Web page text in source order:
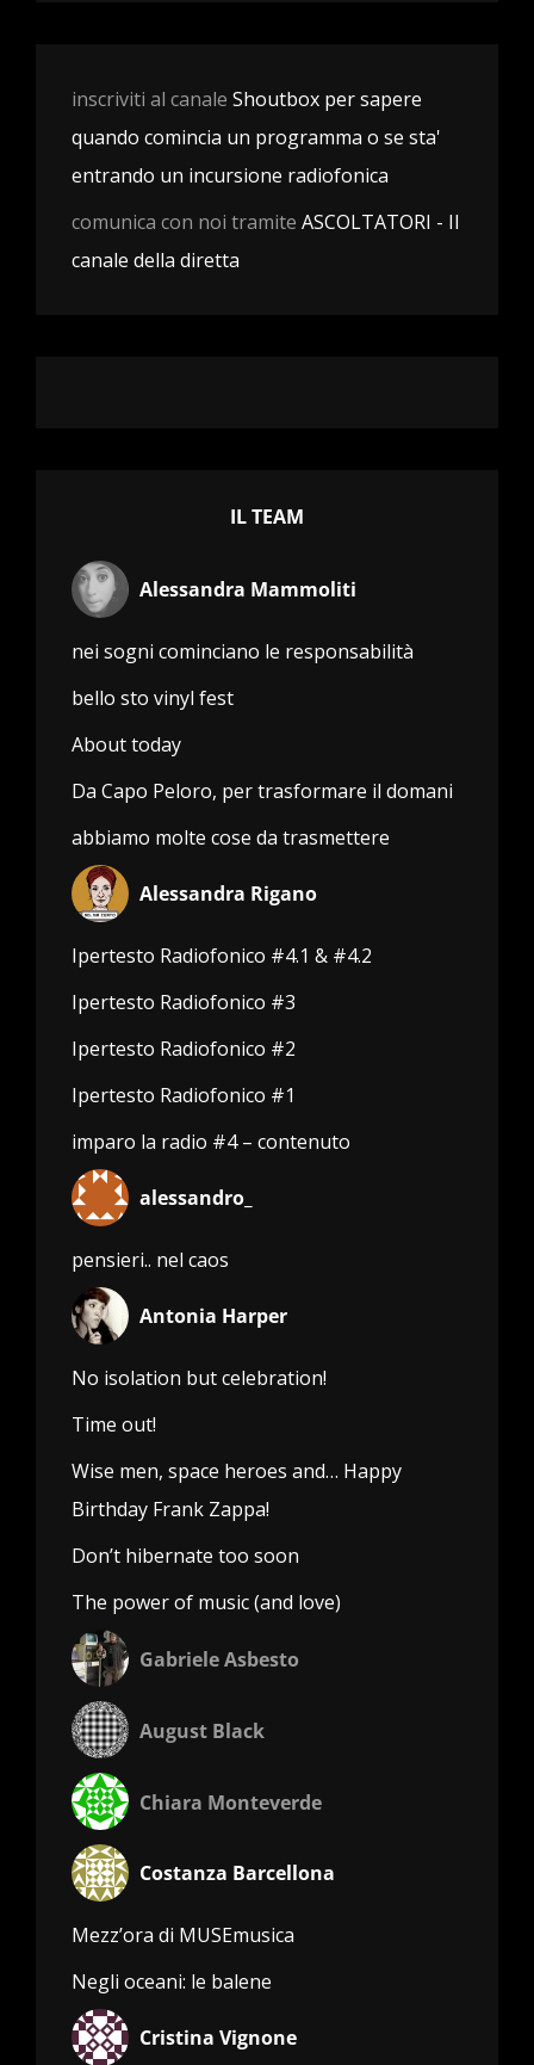
inscriviti al canale Shoutbox per sapere
quando comincia un programma o se sta'
entrando un incursione radiofonica
comunica con noi tramite ASCOLTATORI - Il
canale della diretta
IL TEAM
Alessandra Mammoliti
nei sogni cominciano le responsabilità
bello sto vinyl fest
About today
Da Capo Peloro, per trasformare il domani
abbiamo molte cose da trasmettere
Alessandra Rigano
Ipertesto Radiofonico #4.1 & #4.2
Ipertesto Radiofonico #3
Ipertesto Radiofonico #2
Ipertesto Radiofonico #1
imparo la radio #4 – contenuto
alessandro_
pensieri.. nel caos
Antonia Harper
No isolation but celebration!
Time out!
Wise men, space heroes and… Happy
Birthday Frank Zappa!
Don’t hibernate too soon
The power of music (and love)
Gabriele Asbesto
August Black
Chiara Monteverde
Costanza Barcellona
Mezz’ora di MUSEmusica
Negli oceani: le balene
Cristina Vignone